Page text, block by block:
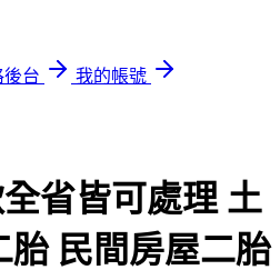
後台
我的帳號
省皆可處理 土
胎 民間房屋二胎